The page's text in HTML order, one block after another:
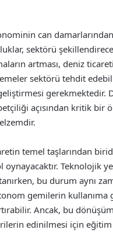
can
sektörü
artması, deniz
sektörü tehdit
gerekmektedir.
açısından kritik bir
temel taşlarından
Teknolojik
bu durum aynı
gemilerin kullanıma
Ancak, bu
edinilmesi için